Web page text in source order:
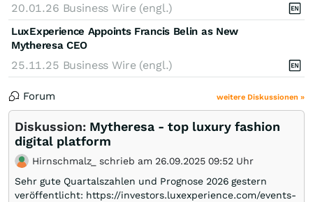
20.01.26 Business Wire (engl.)
LuxExperience Appoints Francis Belin as New
Mytheresa CEO
25.11.25 Business Wire (engl.)
Forum weitere Diskussionen »
Diskussion: Mytheresa - top luxury fashion
digital platform
Hirnschmalz_ schrieb am 26.09.2025 09:52 Uhr
Sehr gute Quartalszahlen und Prognose 2026 gestern
veröffentlicht: https://investors.luxexperience.com/events-